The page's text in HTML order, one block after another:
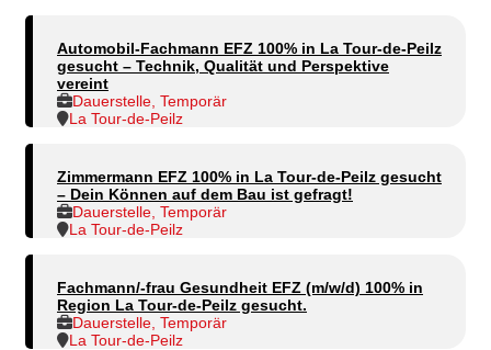
Automobil-Fachmann EFZ 100% in La Tour-de-Peilz
gesucht – Technik, Qualität und Perspektive
vereint
Dauerstelle, Temporär
La Tour-de-Peilz
Zimmermann EFZ 100% in La Tour-de-Peilz gesucht
– Dein Können auf dem Bau ist gefragt!
Dauerstelle, Temporär
La Tour-de-Peilz
Fachmann/-frau Gesundheit EFZ (m/w/d) 100% in
Region La Tour-de-Peilz gesucht.
Dauerstelle, Temporär
La Tour-de-Peilz